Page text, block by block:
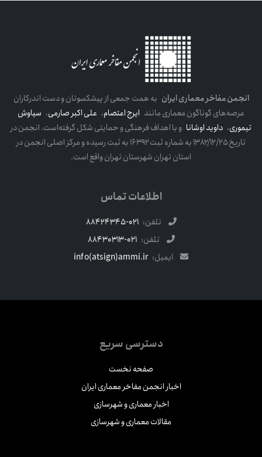
انجمن مفاخر معماری ایرانبه همت جمعی از پیشکسوتان و دست اندرکاران
عرصه‌های گوناگون معماری مانندایرج اعتصام،علی اکبر صارمی،سیاوش
تیموری،داوید اوشاناو با اهداف فرهنگی و حمایتی شکل گرفته‌است. انجمن در
تاریخ ۱۳۸۲/۱۲/۲۵ به شماره ثبت ۱۶۳۹۲ به ثبت رسیده و مرکز اصلی انجمن در
استان تهران شهرستان تهران واقع است.
اطلاعات تماس
تلفن: 021-88424345
تلفن: 021-88430313
ایمیل: info(atsign)ammi.ir
دسترسی سریع
صفحه نخست
اخبار انجمن مفاخر معماری ایران
اخبار معماری و شهرسازی
مقالات معماری و شهرسازی